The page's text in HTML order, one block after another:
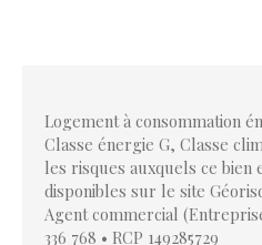
Logement à consommation
Classe énergie G, Classe
les risques auxquels ce bien
disponibles sur le site
Agent commercial
336 768 • RCP 149285729